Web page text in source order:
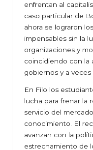
enfrentan al
caso particular de
ahora se lograron
impensables sin la
organizaciones y
coincidiendo con la
gobiernos y a
En Filo los
lucha para frenar la
servicio del
conocimiento. El
avanzan con la
estrechamiento de